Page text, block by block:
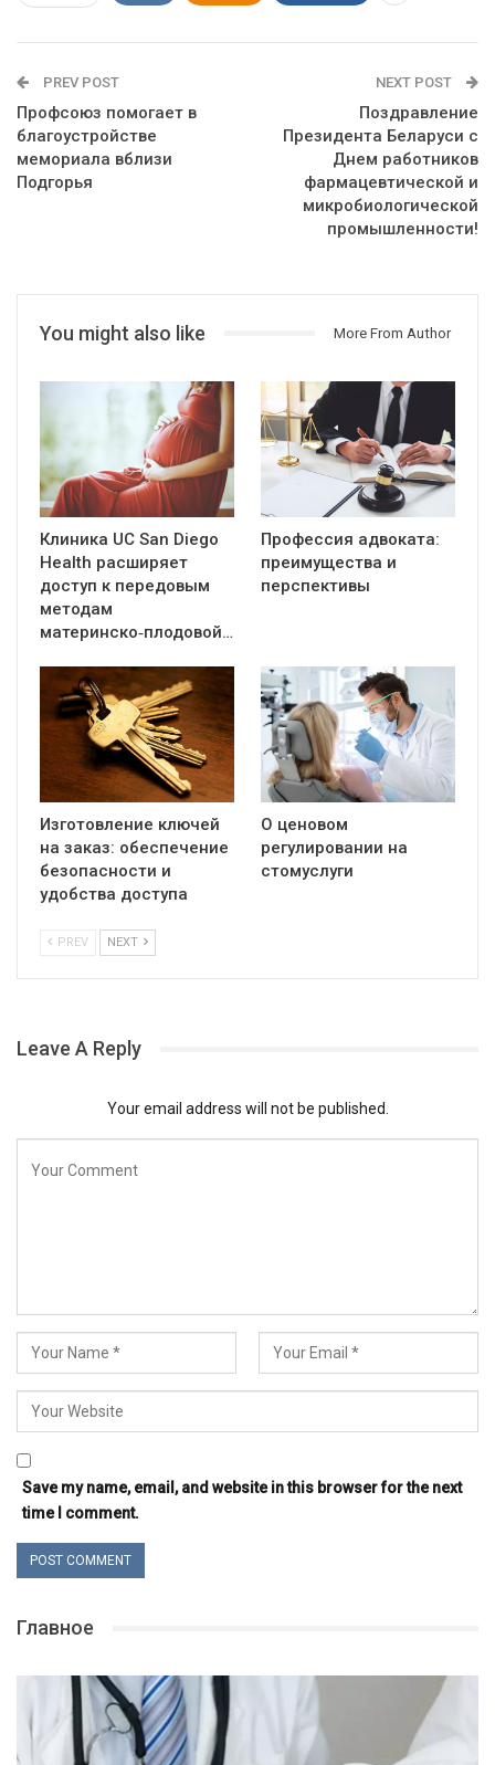
PREV POST
Профсоюз помогает в
благоустройстве
мемориала вблизи
Подгорья
NEXT POST
Поздравление
Президента Беларуси с
Днем работников
фармацевтической и
микробиологической
промышленности!
You might also like More From Author
Клиника UC San Diego
Health расширяет
доступ к передовым
методам
материнско‑плодовой…
Профессия адвоката:
преимущества и
перспективы
Изготовление ключей
на заказ: обеспечение
безопасности и
удобства доступа
О ценовом
регулировании на
стомуслуги
PREV NEXT
Leave A Reply
Your email address will not be published.
Save my name, email, and website in this browser for the next
time I comment.
Главное